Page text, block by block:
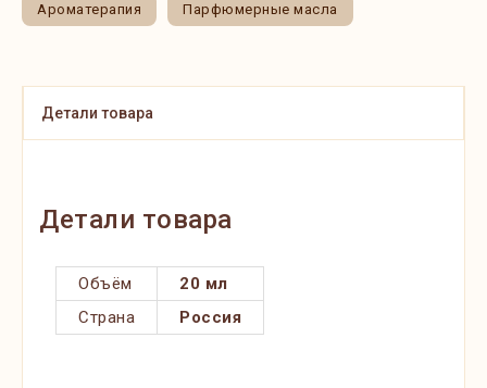
Ароматерапия Парфюмерные масла
Детали товара
Детали товара
Объём
20 мл
Страна
Россия